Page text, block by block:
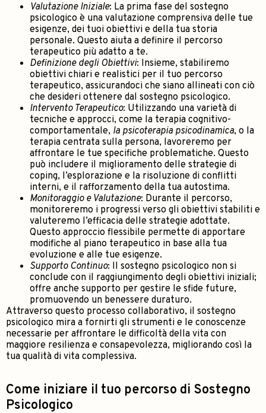
Valutazione Iniziale: La prima fase del sostegno
psicologico è una valutazione comprensiva delle tue
esigenze, dei tuoi obiettivi e della tua storia
personale. Questo aiuta a definire il percorso
terapeutico più adatto a te.
Definizione degli Obiettivi: Insieme, stabiliremo
obiettivi chiari e realistici per il tuo percorso
terapeutico, assicurandoci che siano allineati con ciò
che desideri ottenere dal sostegno psicologico.
Intervento Terapeutico: Utilizzando una varietà di
tecniche e approcci, come la terapia cognitivo-
comportamentale, la psicoterapia psicodinamica, o la
terapia centrata sulla persona, lavoreremo per
affrontare le tue specifiche problematiche. Questo
può includere il miglioramento delle strategie di
coping, l’esplorazione e la risoluzione di conflitti
interni, e il rafforzamento della tua autostima.
Monitoraggio e Valutazione: Durante il percorso,
monitoreremo i progressi verso gli obiettivi stabiliti e
valuteremo l’efficacia delle strategie adottate.
Questo approccio flessibile permette di apportare
modifiche al piano terapeutico in base alla tua
evoluzione e alle tue esigenze.
Supporto Continuo: Il sostegno psicologico non si
conclude con il raggiungimento degli obiettivi iniziali;
offre anche supporto per gestire le sfide future,
promuovendo un benessere duraturo.
Attraverso questo processo collaborativo, il sostegno
psicologico mira a fornirti gli strumenti e le conoscenze
necessarie per affrontare le difficoltà della vita con
maggiore resilienza e consapevolezza, migliorando così la
tua qualità di vita complessiva.
Come iniziare il tuo percorso di Sostegno
Psicologico